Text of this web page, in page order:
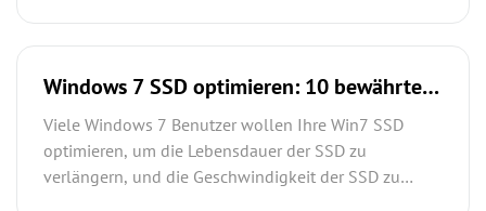
einfachste Methode ist ein Tool wie AOMEI
von RAW auf NTFS oder FAT32 formatieren kann.
Windows 7 SSD optimieren: 10 bewährte
Tipps für mehr Geschwindigkeit und
längere Lebensdauer
Viele Windows 7 Benutzer wollen Ihre Win7 SSD
optimieren, um die Lebensdauer der SSD zu
verlängern, und die Geschwindigkeit der SSD zu